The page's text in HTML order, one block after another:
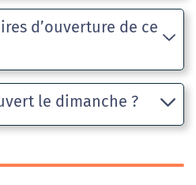
d’ouverture de ce
le dimanche ?